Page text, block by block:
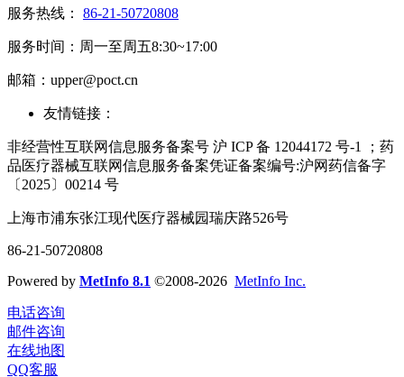
服务热线： 86-21-50720808
服务时间：周一至周五8:30~17:00
邮箱：upper@poct.cn
友情链接：
非经营性互联网信息服务备案号 沪 ICP 备 12044172 号-1 ；药
品医疗器械互联网信息服务备案凭证备案编号:沪网药信备字
〔2025〕00214 号
上海市浦东张江现代医疗器械园瑞庆路526号
86-21-50720808
Powered by MetInfo 8.1 ©2008-2026 MetInfo Inc.
电话咨询
邮件咨询
在线地图
QQ客服